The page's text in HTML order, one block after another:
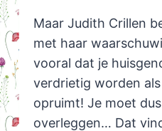
Maar Judith Crillen
met haar
vooral dat je
verdrietig worden
opruimt! Je moet
overleggen… Dat